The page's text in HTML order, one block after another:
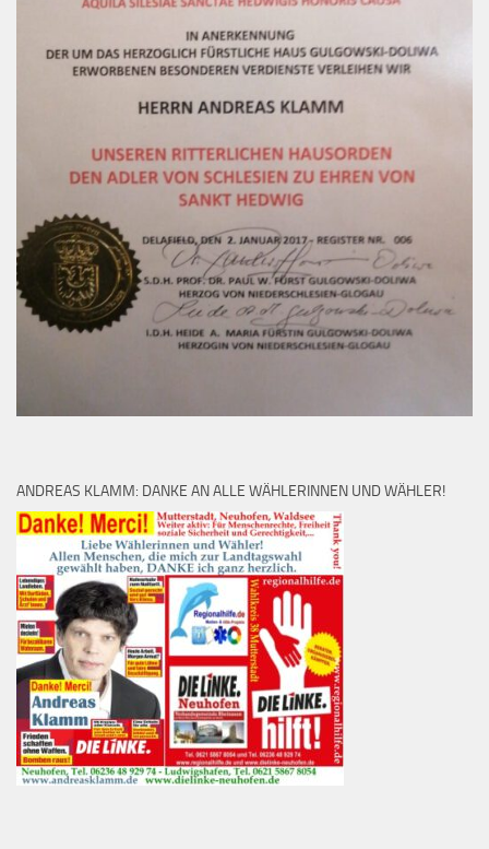
ANDREAS KLAMM: DANKE AN ALLE WÄHLERINNEN UND WÄHLER!